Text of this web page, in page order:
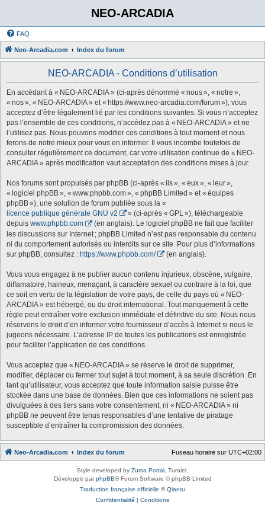
NEO-ARCADIA
FAQ
Neo-Arcadia.com Index du forum
NEO-ARCADIA - Conditions d’utilisation
En accédant à « NEO-ARCADIA » (ci-après dénommé « nous », « notre »,
« nos », « NEO-ARCADIA » et « https://www.neo-arcadia.com/forum »), vous
acceptez d’être légalement lié par les conditions suivantes. Si vous n’acceptez
pas l’ensemble de ces conditions, n’accédez pas à « NEO-ARCADIA » et ne
l’utilisez pas. Nous pouvons modifier ces conditions à tout moment et nous
ferons de notre mieux pour vous en informer. Il vous incombe toutefois de
consulter régulièrement ce document, car votre utilisation continue de « NEO-
ARCADIA » après modification vaut acceptation des conditions mises à jour.
Nos forums sont propulsés par phpBB (ci-après « ils », « eux », « leur »,
« logiciel phpBB », « www.phpbb.com », « phpBB Limited » et « équipes
phpBB »), une solution de forum publiée sous la «
licence publique générale GNU v2
» (ci-après « GPL »), téléchargeable
depuis www.phpbb.com
(en anglais). Le logiciel phpBB ne fait que faciliter
les discussions sur Internet ; phpBB Limited n’est pas responsable du contenu
ni du comportement autorisés ou interdits sur ce site. Pour plus d’informations
sur phpBB, consultez : https://www.phpbb.com/ (en anglais).
Vous vous engagez à ne publier aucun contenu injurieux, obscène, vulgaire,
diffamatoire, haineux, menaçant, à caractère sexuel ou contraire à la loi, que
ce soit en vertu de la législation de votre pays, de celle du pays où « NEO-
ARCADIA » est hébergé, ou du droit international. Tout manquement à cette
règle peut entraîner votre exclusion immédiate et définitive du site. Nous nous
réservons le droit d’en informer votre fournisseur d’accès à Internet si nous le
jugeons nécessaire. L’adresse IP de toutes les publications est enregistrée
pour faciliter l’application de ces conditions.
Vous acceptez que « NEO-ARCADIA » se réserve le droit de supprimer,
modifier, déplacer ou fermer tout sujet à tout moment, à sa seule discrétion. En
tant qu’utilisateur, vous acceptez que toute information saisie puisse être
stockée dans une base de données. Bien que ces informations ne soient pas
divulguées à des tiers sans votre consentement, ni « NEO-ARCADIA » ni
phpBB ne peuvent être tenus responsables d’une tentative de piratage
susceptible d’entraîner la compromission des données.
Neo-Arcadia.com Index du forum Fuseau horaire sur UTC+02:00
Style developed by Zuma Portal , Turaiel,
Développé parphpBB® Forum Software © phpBB Limited
Traduction française officielle ©Qiaeru
Confidentialité | Conditions